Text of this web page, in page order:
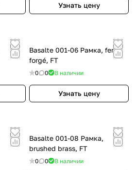
Узнать цену
Basalte 001-06 Рамка, fer
forgé, FT
0 0 В наличии
Узнать цену
Basalte 001-08 Рамка,
brushed brass, FT
0 0 В наличии